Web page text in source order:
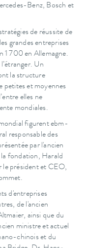
Benz, Bosch et
de réussite de
grandes entreprises
1 700 en Allemagne.
Un
la structure
petites et moyennes
elles ne
mondiales.
figurent ebm-
responsable des
par l'ancien
fondation, Harald
le président et CEO,
d'entreprises
de l'ancien
ainsi que du
ministre et actuel
chinois et du